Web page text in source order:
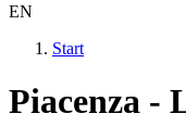
EN
Start
Piacenza -